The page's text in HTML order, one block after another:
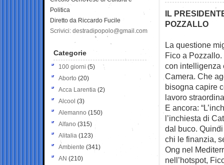
IL
POZZALLO
La questione
Fico a Pozzallo.
con intelligenza
Camera. Che
bisogna capire
lavoro
E ancora:
l’inchiesta di
dal buco.
chi le finanzia,
Ong nel
nell’hotspot,
Politica
Diretto da Riccardo Fucile
Scrivici: destradipopolo@gmail.com
Categorie
100 giorni (5)
Aborto (20)
Acca Larentia (2)
Alcool (3)
Alemanno (150)
Alfano (315)
Alitalia (123)
Ambiente (341)
AN (210)